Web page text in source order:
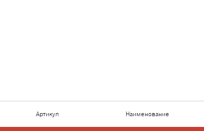
Артикул Наименование